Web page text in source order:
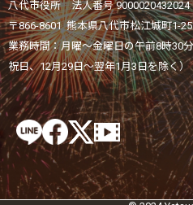
八代市役所 法人番号 9000020432024
〒866-8601 熊本県八代市松江城町1-
業務時間：月曜～金曜日の午前8時30
祝日、12月29日～翌年1月3日を除く）